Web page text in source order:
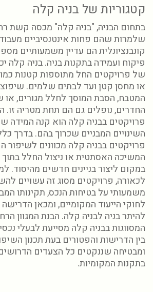
קטגוריות של בניה קלה
בתחום הבניה, "בניה קלה" מכסה קשת
שלמרות שהם פחות אינטנסיביים
קונבנציונלית הם עדיין משמעותיים
פיקוח ועמידה בתקנות בניה. בניה קלה
של פרויקטים החל מתוספות קטנות
או מחסן קטן ועד לבתים שלמים.
המטבח, הסבת המוסך לחלל מגורים, או
החדרים, נופלים גם הם תחת מטריה זו.
פרויקטים בבניה קלה הוא קנה המידה
השינויים המבניים שכרוך בהם. בדרך
פרויקטים בבניה קלה מכוונים לשיפור
המשיכה האסתטית או ניצול החלל
במקום ליצור בניינים חדשים מהיסוד.
לכאורה, פרויקטים מסוג זה עשויים
משמעותי על בטיחות הנכס, תקינותו
לחוקי הייעוד המקומיים, ומכאן
להיתר בניה לבניה קלה. הבנת המגוון
המסווגות בבניה קלה מסייעת לבעלי
בין הדרישות והפטורים בעת תכנון
ומבטיחה שננקטים כל הצעדים
בתקנות המקומיות.